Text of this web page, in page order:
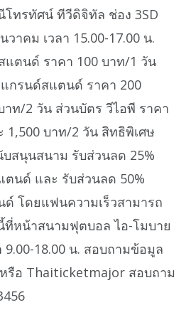
ทรทัศน์ ทีวีดิจิทัล ช่อง 3SD
าคม เวลา 15.00-17.00 น.
แตนด์ ราคา 100 บาท/1 วัน
กรนด์สแตนด์ ราคา 200
ท/2 วัน ส่วนบัตร วีไอพี ราคา
1,500 บาท/2 วัน สิทธิพิเศษ
สนุนสนาม รับส่วนลด 25%
นด์ และ รับส่วนลด 50%
โดยแฟนความเร็วสามารถ
หน้าสนามฟุตบอล ไอ-โมบาย
9.00-18.00 น. สอบถามข้อมูล
หรือ Thaiticketmajor สอบถาม